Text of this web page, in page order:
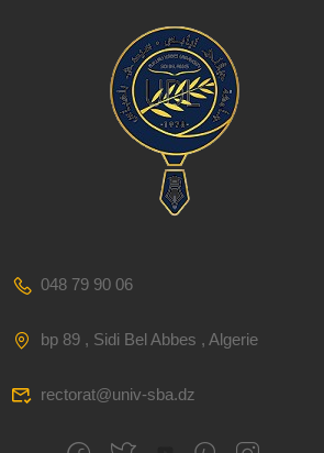
048 79 90 06
bp 89 , Sidi Bel Abbes , Algerie
rectorat@univ-sba.dz